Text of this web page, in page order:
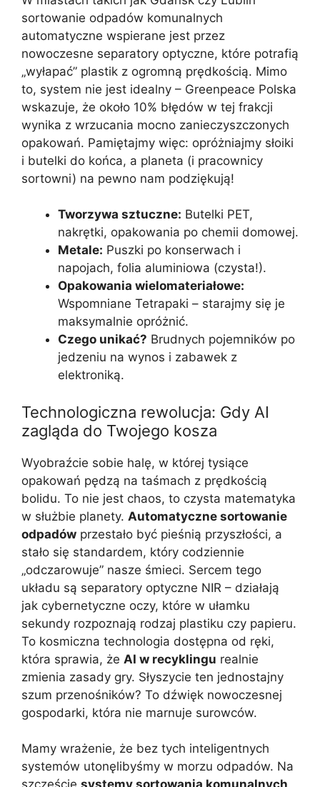
sortowanie odpadów komunalnych
automatyczne wspierane jest przez
nowoczesne separatory optyczne, które potrafią
„wyłapać” plastik z ogromną prędkością. Mimo
to, system nie jest idealny – Greenpeace Polska
wskazuje, że około 10% błędów w tej frakcji
wynika z wrzucania mocno zanieczyszczonych
opakowań. Pamiętajmy więc: opróżniajmy słoiki
i butelki do końca, a planeta (i pracownicy
sortowni) na pewno nam podziękują!
Tworzywa sztuczne: Butelki PET,
nakrętki, opakowania po chemii domowej.
Metale: Puszki po konserwach i
napojach, folia aluminiowa (czysta!).
Opakowania wielomateriałowe:
Wspomniane Tetrapaki – starajmy się je
maksymalnie opróżnić.
Czego unikać? Brudnych pojemników po
jedzeniu na wynos i zabawek z
elektroniką.
Technologiczna rewolucja: Gdy AI
zagląda do Twojego kosza
Wyobraźcie sobie halę, w której tysiące
opakowań pędzą na taśmach z prędkością
bolidu. To nie jest chaos, to czysta matematyka
w służbie planety. Automatyczne sortowanie
odpadów przestało być pieśnią przyszłości, a
stało się standardem, który codziennie
„odczarowuje” nasze śmieci. Sercem tego
układu są separatory optyczne NIR – działają
jak cybernetyczne oczy, które w ułamku
sekundy rozpoznają rodzaj plastiku czy papieru.
To kosmiczna technologia dostępna od ręki,
która sprawia, że AI w recyklingu realnie
zmienia zasady gry. Słyszycie ten jednostajny
szum przenośników? To dźwięk nowoczesnej
gospodarki, która nie marnuje surowców.
Mamy wrażenie, że bez tych inteligentnych
systemów utonęlibyśmy w morzu odpadów. Na